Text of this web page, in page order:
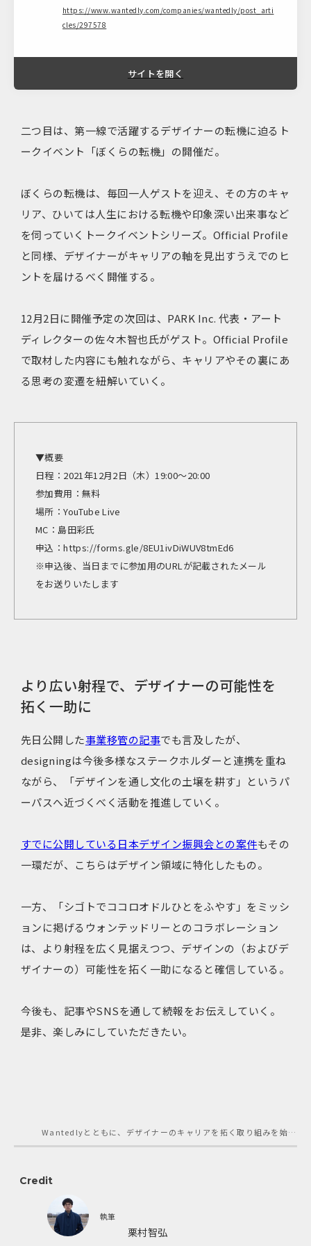
https://www.wantedly.com/companies/wantedly/post_arti
cles/297578
サイトを開く
二つ目は、第一線で活躍するデザイナーの転機に迫るト
ークイベント「ぼくらの転機」の開催だ。
ぼくらの転機は、毎回一人ゲストを迎え、その方のキャ
リア、ひいては人生における転機や印象深い出来事など
を伺っていくトークイベントシリーズ。Official Profile
と同様、デザイナーがキャリアの軸を見出すうえでのヒ
ントを届けるべく開催する。
12月2日に開催予定の次回は、PARK Inc. 代表・アート
ディレクターの佐々木智也氏がゲスト。Official Profile
で取材した内容にも触れながら、キャリアやその裏にあ
る思考の変遷を紐解いていく。
▼概要
日程：2021年12月2日（木）19:00〜20:00
参加費用：無料
場所：YouTube Live
MC：島田彩氏
申込：https://forms.gle/8EU1ivDiWUV8tmEd6
※申込後、当日までに参加用のURLが記載されたメール
をお送りいたします
より広い射程で、デザイナーの可能性を
拓く一助に
先日公開した事業移管の記事でも言及したが、
designingは今後多様なステークホルダーと連携を重ね
ながら、「デザインを通し文化の土壌を耕す」というパ
ーパスへ近づくべく活動を推進していく。
すでに公開している日本デザイン振興会との案件もその
一環だが、こちらはデザイン領域に特化したもの。
一方、「シゴトでココロオドルひとをふやす」をミッシ
ョンに掲げるウォンテッドリーとのコラボレーション
は、より射程を広く見据えつつ、デザインの（およびデ
ザイナーの）可能性を拓く一助になると確信している。
今後も、記事やSNSを通して続報をお伝えしていく。
是非、楽しみにしていただきたい。
Wantedlyとともに、デザイナーのキャリアを拓く取り組みを始めます
Credit
執筆
栗村智弘